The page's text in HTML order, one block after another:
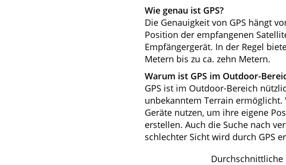
Wie genau ist GPS?
Die Genauigkeit von GPS hängt
Position der empfangenen
Empfängergerät. In der Regel
Metern bis zu ca. zehn Metern.
Warum ist GPS im Outdoor-
GPS ist im Outdoor-Bereich
unbekanntem Terrain ermöglicht.
Geräte nutzen, um ihre eigene
erstellen. Auch die Suche nach
schlechter Sicht wird durch GPS
Durchschnittliche